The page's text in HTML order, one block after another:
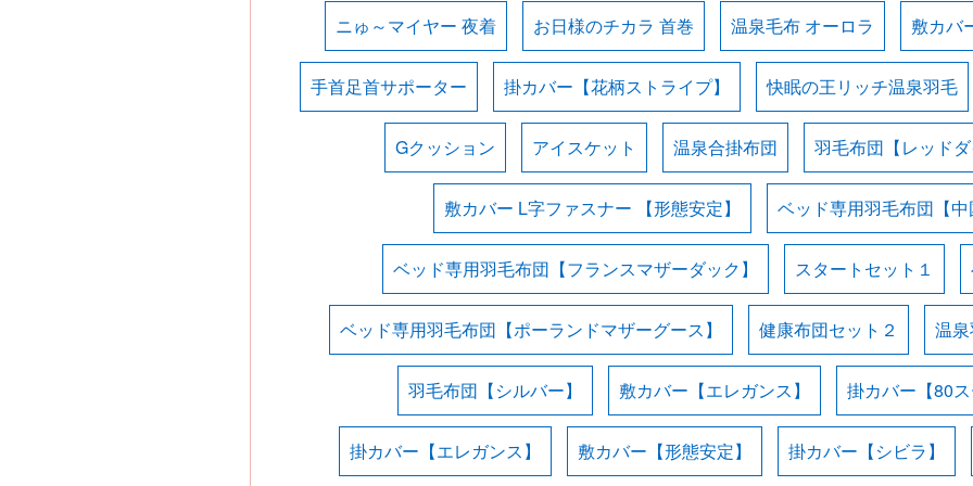
ニゅ～マイヤー 夜着 お日様のチカラ 首巻 温泉毛布 オーロラ 敷カバ
手首足首サポーター 掛カバー【花柄ストライプ】 快眠の王リッチ温泉羽毛
Gクッション アイスケット 温泉合掛布団 羽毛布団【レッド
敷カバー L字ファスナー 【形態安定】 ベッド専用羽毛布団【
ベッド専用羽毛布団【フランスマザーダック】 スタートセット１
ベッド専用羽毛布団【ポーランドマザーグース】 健康布団セット２ 温
羽毛布団【シルバー】 敷カバー【エレガンス】 掛カバー【80
掛カバー【エレガンス】 敷カバー【形態安定】 掛カバー【シビラ】